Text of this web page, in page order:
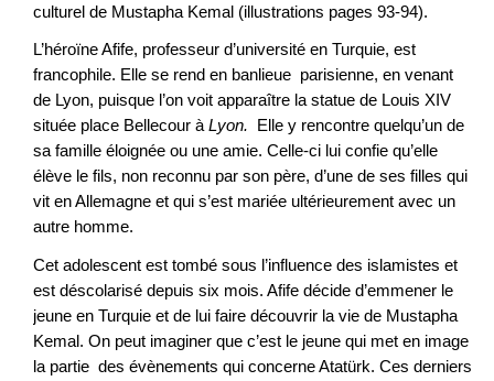
culturel de Mustapha Kemal (illustrations pages 93-94).
L’héroïne Afife, professeur d’université en Turquie, est
francophile. Elle se rend en banlieue parisienne, en venant
de Lyon, puisque l’on voit apparaître la statue de Louis XIV
située place Bellecour à Lyon. Elle y rencontre quelqu’un de
sa famille éloignée ou une amie. Celle-ci lui confie qu’elle
élève le fils, non reconnu par son père, d’une de ses filles qui
vit en Allemagne et qui s’est mariée ultérieurement avec un
autre homme.
Cet adolescent est tombé sous l’influence des islamistes et
est déscolarisé depuis six mois. Afife décide d’emmener le
jeune en Turquie et de lui faire découvrir la vie de Mustapha
Kemal. On peut imaginer que c’est le jeune qui met en image
la partie des évènements qui concerne Atatürk. Ces derniers